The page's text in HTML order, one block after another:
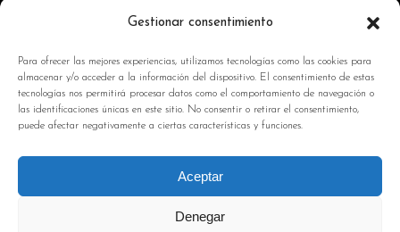
Gestionar consentimiento
Para ofrecer las mejores experiencias, utilizamos tecnologías como las cookies para
almacenar y/o acceder a la información del dispositivo. El consentimiento de estas
tecnologías nos permitirá procesar datos como el comportamiento de navegación o
las identificaciones únicas en este sitio. No consentir o retirar el consentimiento,
puede afectar negativamente a ciertas características y funciones.
Aceptar
Denegar
Workshop BMW Neue Klasse
Kia EV2 y Kia Seltos
Skoda Octavia RS
INFORMACIÓN DE INTERÉS